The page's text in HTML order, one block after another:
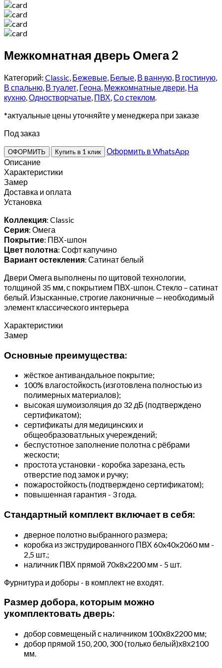
Межкомнатная дверь Омега 2
Категорий: Classic, Бежевые, Белые, В ванную, В гостиную,
В спальню, В туалет, Геона, Межкомнатные двери, На
кухню,Одностворчатые, ПВХ,Со стеклом.
*актуальные цены уточняйте у менеджера при заказе
Под заказ
ОФОРМИТЬ Купить в 1 клик
Оформить в WhatsApp
Описание
Характеристики
Замер
Доставка и оплата
Установка
Коллекция: Classic
Серия: Омега
Покрытие: ПВХ-шпон
Цвет полотна: Софт капучино
Вариант остекления: Сатинат белый
Двери Омега выполнены по щитовой технологии,
толщиной 35 мм, с покрытием ПВХ-шпон. Стекло – сатинат
белый. Изысканные, строгие лаконичные — необходимый
элемент классического интерьера
Характеристики
Замер
Основные преимущества:
жёсткое антивандальное покрытие;
100% влагостойкость (изготовлена полностью из
полимерных материалов);
высокая шумоизоляция до 32 дБ (подтверждено
сертификатом);
сертификаты для медицинских и
общеобразоватльных учереждений;
беспустотное заполнение полотна с рёбрами
жескости;
простота установки - коробка зарезана, есть
отверстие под замок и ручку;
пожаростойкость (подтверждено сертификатом);
повышенная гарантия - 3 года.
Стандартный комплект включает в себя:
дверное полотно выбранного размера;
коробка из экструдированного ПВХ 60x40x2060 мм -
2,5 шт.;
наличник ПВХ прямой 70x8x2200 мм - 5 шт.
Фурнитура и доборы - в комплект не входят.
Размер добора, которым можно
укомплектовать дверь:
добор совмещеный с наличником 100х8х2200 мм;
добор прямой 150, 200, 300 (только белый)х8х2100
мм.